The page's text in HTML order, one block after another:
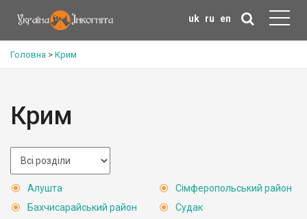
uk ru en
Головна > Крим
Крим
Алушта
Бахчисарайський район
Сімферопольський район
Судак